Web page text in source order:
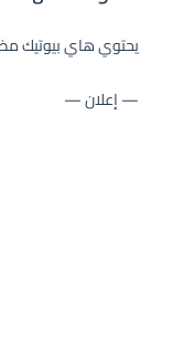
يحتوي هاي بيوتيك
— إعلان —